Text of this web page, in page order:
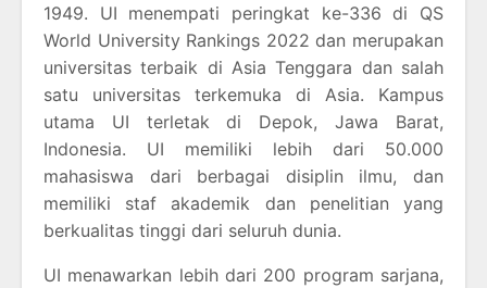
1949. UI menempati peringkat ke-336 di QS
World University Rankings 2022 dan merupakan
universitas terbaik di Asia Tenggara dan salah
satu universitas terkemuka di Asia. Kampus
utama UI terletak di Depok, Jawa Barat,
Indonesia. UI memiliki lebih dari 50.000
mahasiswa dari berbagai disiplin ilmu, dan
memiliki staf akademik dan penelitian yang
berkualitas tinggi dari seluruh dunia.
UI menawarkan lebih dari 200 program sarjana,